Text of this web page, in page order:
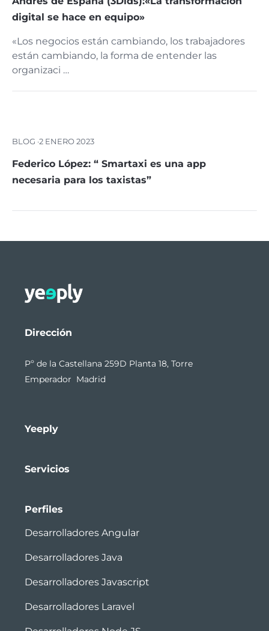
digital se hace en equipo»
«Los negocios están cambiando, los trabajadores
están cambiando, la forma de entender las
organizaci …
BLOG ·2 ENERO 2023
Federico López: “ Smartaxi es una app
necesaria para los taxistas”
Dirección
Pº de la Castellana 259D Planta 18, Torre
Emperador Madrid
Yeeply
Servicios
Perfiles
Desarrolladores Angular
Desarrolladores Java
Desarrolladores Javascript
Desarrolladores Laravel